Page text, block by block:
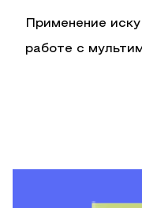
Применение
работе с